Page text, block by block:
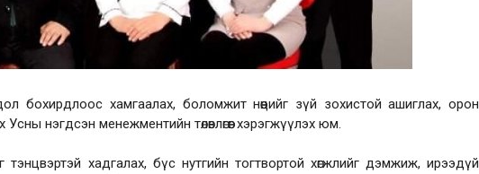
бохирдлоос хамгаалах, боломжит нөөцийг зүй зохистой ашиглах, орон
нэгдсэн менежментийн төлөвлөгөөг хэрэгжүүлэх юм.
хадгалах, бүс нутгийн тогтвортой хөгжлийг дэмжиж, ирээдүй